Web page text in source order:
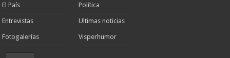
El País
Entrevistas
Fotogalerías
Política
Ultimas noticias
Visperhumor